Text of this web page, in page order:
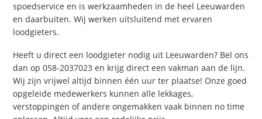
spoedservice en is werkzaamheden in de heel Leeuwarden
en daarbuiten. Wij werken uitsluitend met ervaren
loodgieters.
Heeft u direct een loodgieter nodig uit Leeuwarden? Bel ons
dan op 058-2037023 en krijg direct een vakman aan de lijn.
Wij zijn vrijwel altijd binnen één uur ter plaatse! Onze goed
opgeleide medewerkers kunnen alle lekkages,
verstoppingen of andere ongemakken vaak binnen no time